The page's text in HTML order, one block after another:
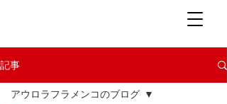
記事
アウロラフラメンコのブログ